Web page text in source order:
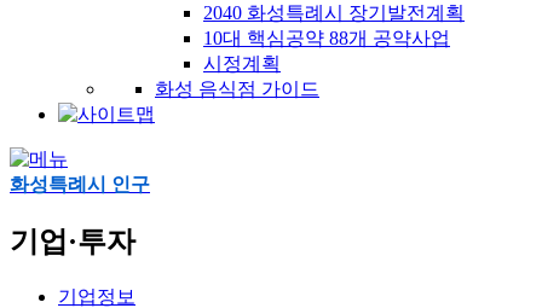
2040 화성특례시 장기발전계획
10대 핵심공약 88개 공약사업
시정계획
화성 음식점 가이드
화성특례시 인구
기업·투자
기업정보